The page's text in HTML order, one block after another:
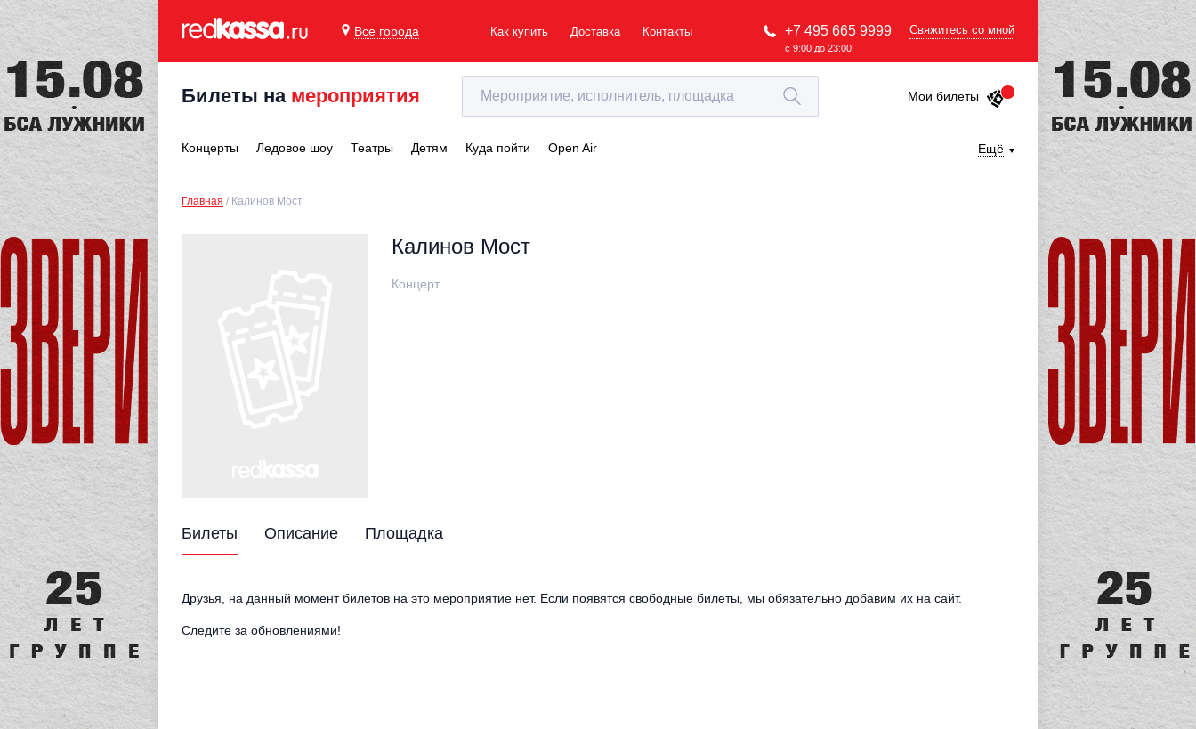
Все города Как купить Доставка Контакты +7 495 665 9999
с 9:00 до 23:00
Свяжитесь со мной
Билеты на мероприятия Мои билеты
Концерты Ледовое шоу Театры Детям Куда пойти Open Air Ещё
Главная Калинов Мост
Калинов Мост
Концерт
Билеты Описание Площадка
Друзья, на данный момент билетов на это мероприятие нет. Если появятся свободные билеты, мы обязательно добавим их на сайт.
Следите за обновлениями!